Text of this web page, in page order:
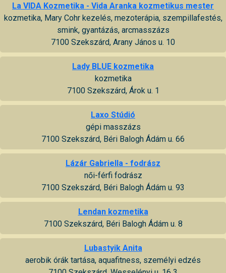
La VIDA Kozmetika - Vida Aranka kozmetikus mester
kozmetika, Mary Cohr kezelés, mezoterápia, szempillafestés,
smink, gyantázás, arcmasszázs
7100 Szekszárd, Arany János u. 10
Lady BLUE kozmetika
kozmetika
7100 Szekszárd, Árok u. 1
Laxo Stúdió
gépi masszázs
7100 Szekszárd, Béri Balogh Ádám u. 66
Lázár Gabriella - fodrász
női-férfi fodrász
7100 Szekszárd, Béri Balogh Ádám u. 93
Lendan kozmetika
7100 Szekszárd, Béri Balogh Ádám u. 8
Lubastyik Anita
aerobik órák tartása, aquafitness, személyi edzés